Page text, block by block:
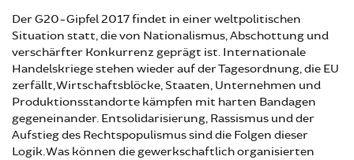
Der G20-Gipfel 2017 findet in einer weltpolitischen
Situation statt, die von Nationalismus, Abschottung und
verschärfter Konkurrenz geprägt ist. Internationale
Handelskriege stehen wieder auf der Tagesordnung, die EU
zerfällt, Wirtschaftsblöcke, Staaten, Unternehmen und
Produktionsstandorte kämpfen mit harten Bandagen
gegeneinander. Entsolidarisierung, Rassismus und der
Aufstieg des Rechtspopulismus sind die Folgen dieser
Logik. Was können die gewerkschaftlich organisierten